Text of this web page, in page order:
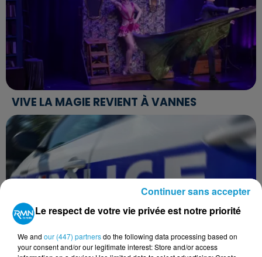
VIVE LA MAGIE REVIENT À VANNES
Le respect de votre vie privée est notre priorité
We and our (447) partnersdo the following data processing based on
your consent and/or our legitimate interest: Store and/or access
Continuer sans accepter